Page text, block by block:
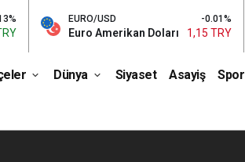
USD -0.01%
Amerikan Doları 1,15 TRY
BIST
Bist 100
Dünya Siyaset Asayiş Spor